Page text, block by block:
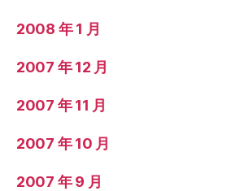
2008 年 1 月
2007 年 12 月
2007 年 11 月
2007 年 10 月
2007 年 9 月